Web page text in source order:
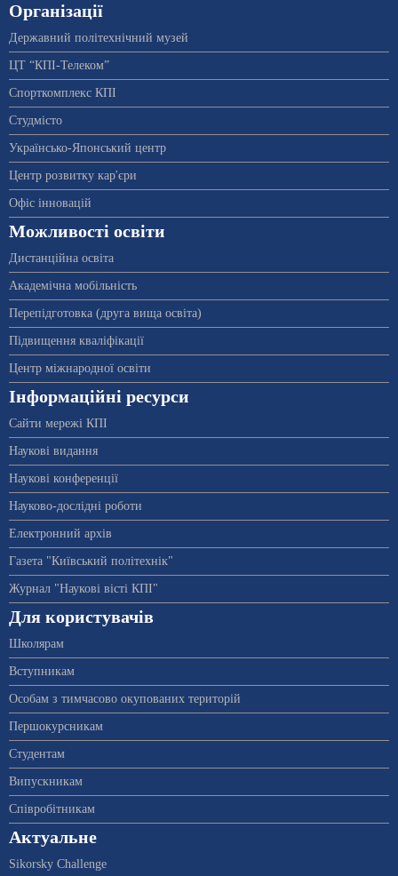
Організації
Державний політехнічний музей
ЦТ “КПІ-Телеком”
Спорткомплекс КПІ
Студмісто
Українсько-Японський центр
Центр розвитку кар'єри
Офіс інновацій
Можливості освіти
Дистанційна освіта
Академічна мобільність
Перепідготовка (друга вища освіта)
Підвищення кваліфікації
Центр міжнародної освіти
Інформаційні ресурси
Сайти мережі КПІ
Наукові видання
Наукові конференції
Науково-дослідні роботи
Електронний архів
Газета "Київський політехнік"
Журнал "Наукові вісті КПІ"
Для користувачів
Школярам
Вступникам
Особам з тимчасово окупованих територій
Першокурсникам
Студентам
Випускникам
Співробітникам
Актуальне
Sikorsky Challenge